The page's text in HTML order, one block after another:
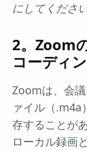
にしてください
2。Zoom
コーディ
Zoomは、会
ァイル（.m4a
存することが
ローカル録画